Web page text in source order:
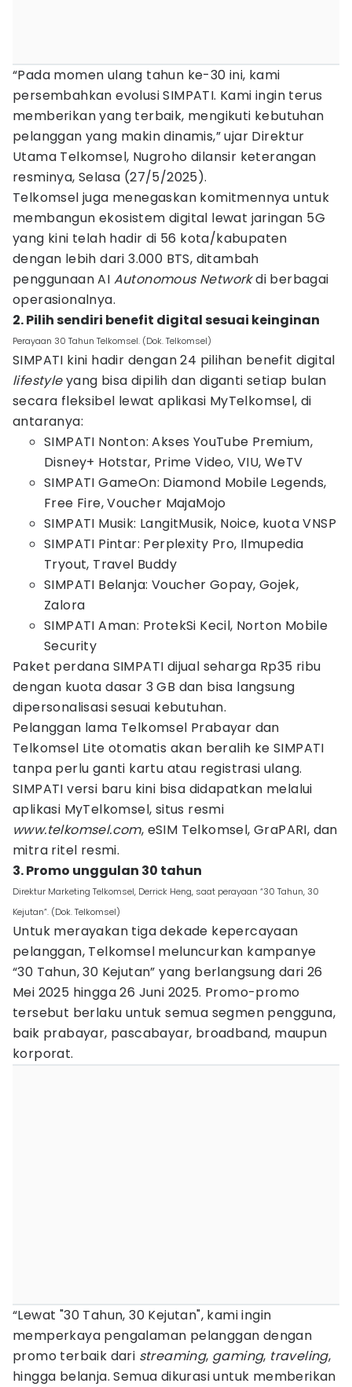
“Pada momen ulang tahun ke-30 ini, kami
persembahkan evolusi SIMPATI. Kami ingin terus
memberikan yang terbaik, mengikuti kebutuhan
pelanggan yang makin dinamis,” ujar Direktur
Utama Telkomsel, Nugroho dilansir keterangan
resminya, Selasa (27/5/2025).
Telkomsel juga menegaskan komitmennya untuk
membangun ekosistem digital lewat jaringan 5G
yang kini telah hadir di 56 kota/kabupaten
dengan lebih dari 3.000 BTS, ditambah
penggunaan AI Autonomous Networkdi berbagai
operasionalnya.
2. Pilih sendiri benefit digital sesuai keinginan
Perayaan 30 Tahun Telkomsel. (Dok. Telkomsel)
SIMPATI kini hadir dengan 24 pilihan benefit digital
lifestyleyang bisa dipilih dan diganti setiap bulan
secara fleksibel lewat aplikasi MyTelkomsel, di
antaranya:
SIMPATI Nonton: Akses YouTube Premium,
Disney+ Hotstar, Prime Video, VIU, WeTV
SIMPATI GameOn: Diamond Mobile Legends,
Free Fire, Voucher MajaMojo
SIMPATI Musik: LangitMusik, Noice, kuota VNSP
SIMPATI Pintar: Perplexity Pro, Ilmupedia
Tryout, Travel Buddy
SIMPATI Belanja: Voucher Gopay, Gojek,
Zalora
SIMPATI Aman: ProtekSi Kecil, Norton Mobile
Security
Paket perdana SIMPATI dijual seharga Rp35 ribu
dengan kuota dasar 3 GB dan bisa langsung
dipersonalisasi sesuai kebutuhan.
Pelanggan lama Telkomsel Prabayar dan
Telkomsel Lite otomatis akan beralih ke SIMPATI
tanpa perlu ganti kartu atau registrasi ulang.
SIMPATI versi baru kini bisa didapatkan melalui
aplikasi MyTelkomsel, situs resmi
www.telkomsel.com, eSIM Telkomsel, GraPARI, dan
mitra ritel resmi.
3. Promo unggulan 30 tahun
Direktur Marketing Telkomsel, Derrick Heng, saat perayaan “30 Tahun, 30
Kejutan”. (Dok. Telkomsel)
Untuk merayakan tiga dekade kepercayaan
pelanggan, Telkomsel meluncurkan kampanye
“30 Tahun, 30 Kejutan” yang berlangsung dari 26
Mei 2025 hingga 26 Juni 2025. Promo-promo
tersebut berlaku untuk semua segmen pengguna,
baik prabayar, pascabayar, broadband, maupun
korporat.
“Lewat "30 Tahun, 30 Kejutan", kami ingin
memperkaya pengalaman pelanggan dengan
promo terbaik dari streaming, gaming, traveling,
hingga belanja. Semua dikurasi untuk memberikan